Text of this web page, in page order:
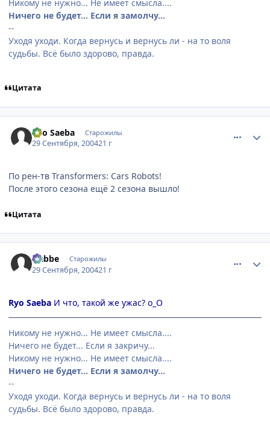
Никому не нужно... Не имеет смысла....
Ничего не будет... Если я замолчу...
--
Уходя уходи. Когда вернусь и вернусь ли - на то воля
судьбы. Всё было здорово, правда.
Цитата
Ryo Saeba Старожилы
29 Сентября, 200421 г
По рен-тв Transformers: Cars Robots!
После этого сезона ещё 2 сезона вышло!
Цитата
Nabbe Старожилы
29 Сентября, 200421 г
Ryo Saeba И что, такой же ужас? o_O
Никому не нужно... Не имеет смысла....
Ничего не будет... Если я закричу...
Никому не нужно... Не имеет смысла....
Ничего не будет... Если я замолчу...
--
Уходя уходи. Когда вернусь и вернусь ли - на то воля
судьбы. Всё было здорово, правда.